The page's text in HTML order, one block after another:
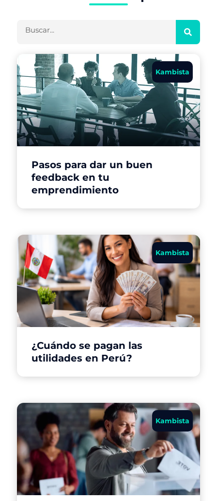
Kambista
Pasos para dar un buen
feedback en tu
emprendimiento
Kambista
¿Cuándo se pagan las
utilidades en Perú?
Kambista